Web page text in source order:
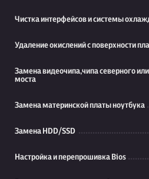
Чистка интерфейсов и системы
Удаление окислений с поверхности
Замена видеочипа,чипа северного
моста
Замена материнской платы ноутбука
Замена HDD/SSD
Настройка и перепрошивка Bios